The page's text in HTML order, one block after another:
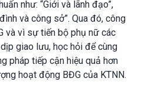
như: “Giới và lãnh đạo”,
và công sở”. Qua đó, công
và vì sự tiến bộ phụ nữ các
giao lưu, học hỏi để cùng
pháp tiếp cận hiệu quả hơn
hoạt động BĐG của KTNN.